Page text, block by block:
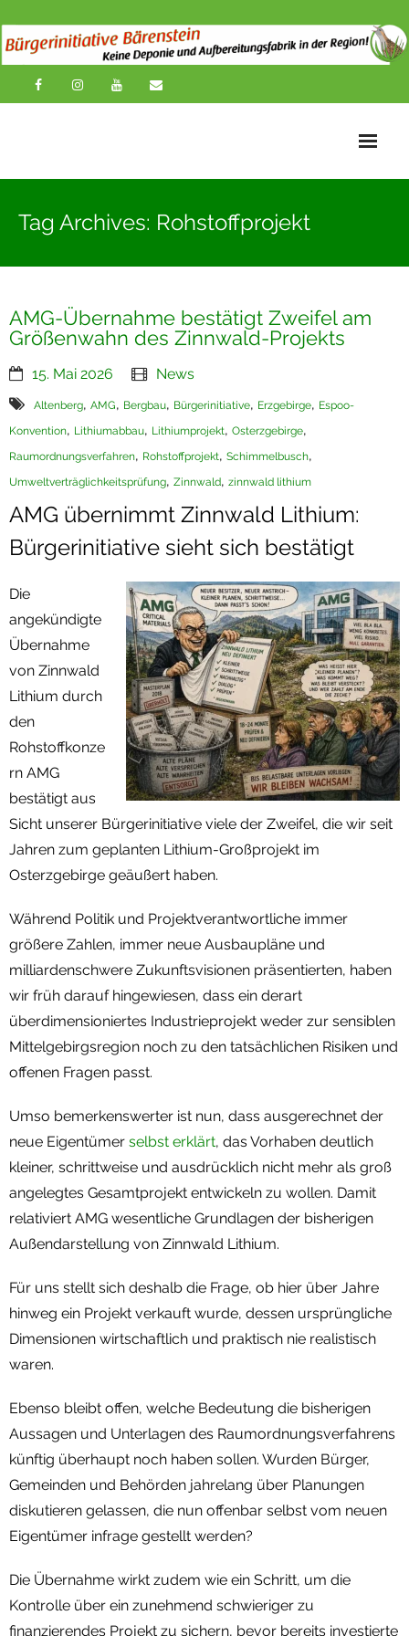
News
Über uns
Impressionen
Termine
Newsletter
Tag Archives: Rohstoffprojekt
AMG-Übernahme bestätigt Zweifel am
Größenwahn des Zinnwald-Projekts
15. Mai 2026 News
Altenberg, AMG, Bergbau, Bürgerinitiative, Erzgebirge, Espoo-
Konvention, Lithiumabbau, Lithiumprojekt, Osterzgebirge,
Raumordnungsverfahren, Rohstoffprojekt, Schimmelbusch,
Umweltverträglichkeitsprüfung, Zinnwald, zinnwald lithium
AMG übernimmt Zinnwald Lithium:
Bürgerinitiative sieht sich bestätigt
Die
angekündigte
Übernahme
von Zinnwald
Lithium durch
den
Rohstoffkonze
rn AMG
bestätigt aus
Sicht unserer Bürgerinitiative viele der Zweifel, die wir seit
Jahren zum geplanten Lithium-Großprojekt im
Osterzgebirge geäußert haben.
Während Politik und Projektverantwortliche immer
größere Zahlen, immer neue Ausbaupläne und
milliardenschwere Zukunftsvisionen präsentierten, haben
wir früh darauf hingewiesen, dass ein derart
überdimensioniertes Industrieprojekt weder zur sensiblen
Mittelgebirgsregion noch zu den tatsächlichen Risiken und
offenen Fragen passt.
Umso bemerkenswerter ist nun, dass ausgerechnet der
neue Eigentümer selbst erklärt, das Vorhaben deutlich
kleiner, schrittweise und ausdrücklich nicht mehr als groß
angelegtes Gesamtprojekt entwickeln zu wollen. Damit
relativiert AMG wesentliche Grundlagen der bisherigen
Außendarstellung von Zinnwald Lithium.
Für uns stellt sich deshalb die Frage, ob hier über Jahre
hinweg ein Projekt verkauft wurde, dessen ursprüngliche
Dimensionen wirtschaftlich und praktisch nie realistisch
waren.
Ebenso bleibt offen, welche Bedeutung die bisherigen
Aussagen und Unterlagen des Raumordnungsverfahrens
künftig überhaupt noch haben sollen. Wurden Bürger,
Gemeinden und Behörden jahrelang über Planungen
diskutieren gelassen, die nun offenbar selbst vom neuen
Eigentümer infrage gestellt werden?
Die Übernahme wirkt zudem wie ein Schritt, um die
Kontrolle über ein zunehmend schwieriger zu
finanzierendes Projekt zu sichern, bevor bereits investierte